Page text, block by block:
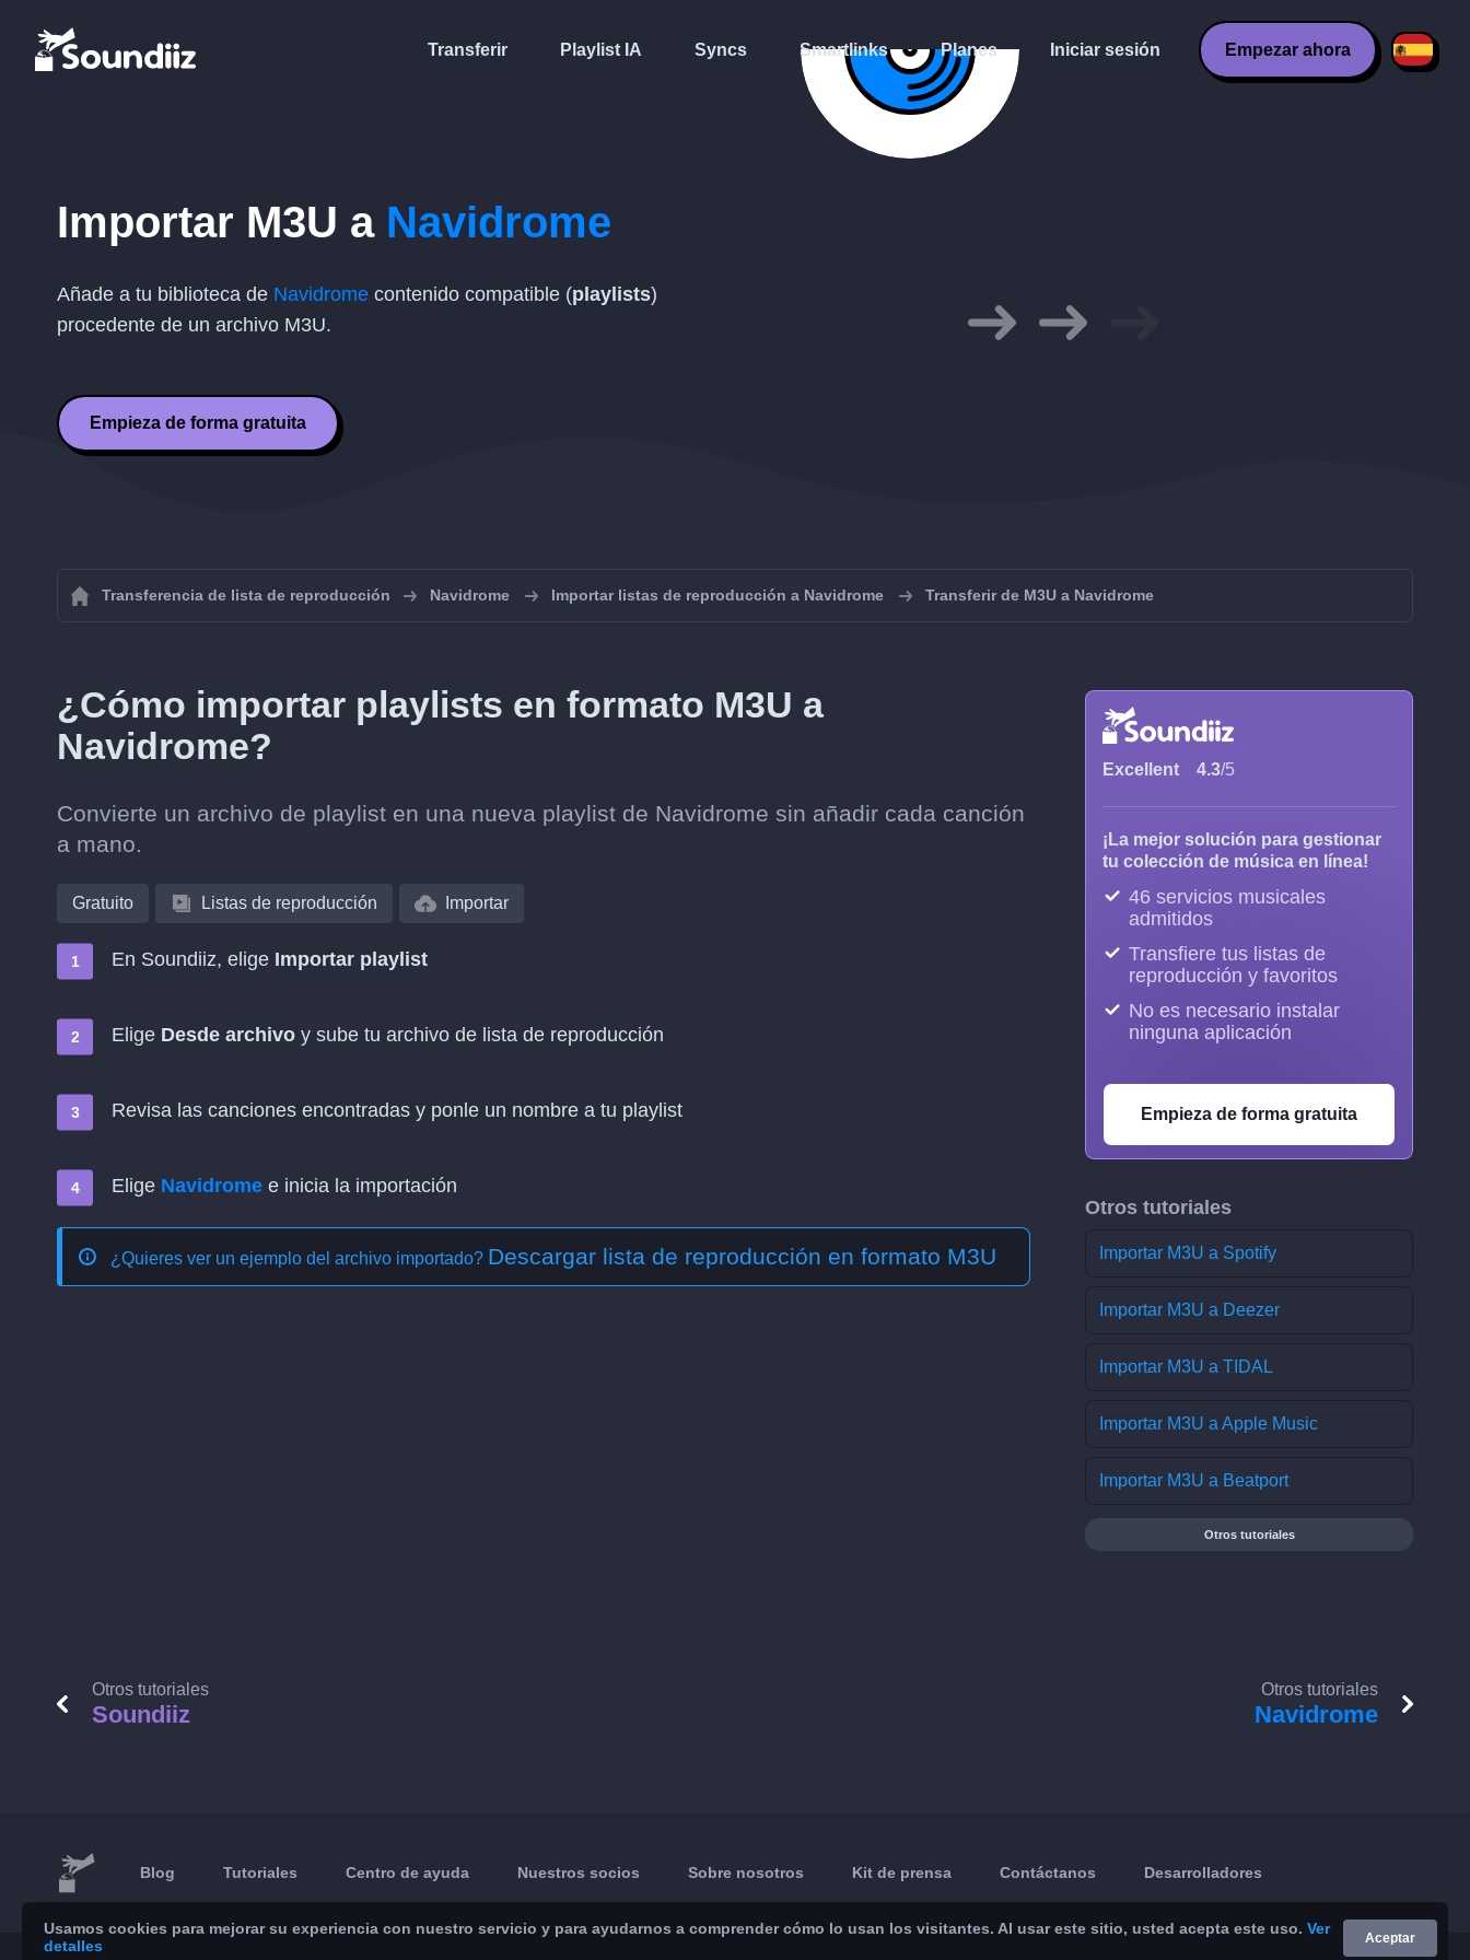
Transferir Playlist IA Syncs Smartlinks Planes Iniciar sesión Empezar ahora
Importar M3U a Navidrome
Añade a tu biblioteca de Navidrome contenido compatible (playlists)
procedente de un archivo M3U.
Empieza de forma gratuita
Transferencia de lista de reproducción Navidrome Importar listas de reproducción a Navidrome Transferir de M3U a Navidrome
¿Cómo importar playlists en formato M3U a
Navidrome?
Convierte un archivo de playlist en una nueva playlist de Navidrome sin añadir cada canción
a mano.
Gratuito Listas de reproducción Importar
En Soundiiz, elige Importar playlist
Elige Desde archivo y sube tu archivo de lista de reproducción
Revisa las canciones encontradas y ponle un nombre a tu playlist
Elige Navidrome e inicia la importación
¿Quieres ver un ejemplo del archivo importado? Descargar lista de reproducción en formato M3U
Excellent 4.3/5
¡La mejor solución para gestionar
tu colección de música en línea!
46 servicios musicales
admitidos
Transfiere tus listas de
reproducción y favoritos
No es necesario instalar
ninguna aplicación
Empieza de forma gratuita
Otros tutoriales
Importar M3U a Spotify
Importar M3U a Deezer
Importar M3U a TIDAL
Importar M3U a Apple Music
Importar M3U a Beatport
Otros tutoriales
Otros tutoriales
Soundiiz
Otros tutoriales
Navidrome
Blog Tutoriales Centro de ayuda Nuestros socios Sobre nosotros Kit de prensa Contáctanos Desarrolladores
Usamos cookies para mejorar su experiencia con nuestro servicio y para ayudarnos a comprender cómo lo usan los visitantes. Al usar este sitio, usted acepta este uso. Ver
detalles
Aceptar